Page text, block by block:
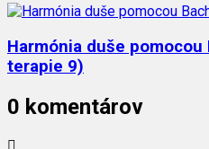
Harmónia duše
terapie 9)
0 komentárov